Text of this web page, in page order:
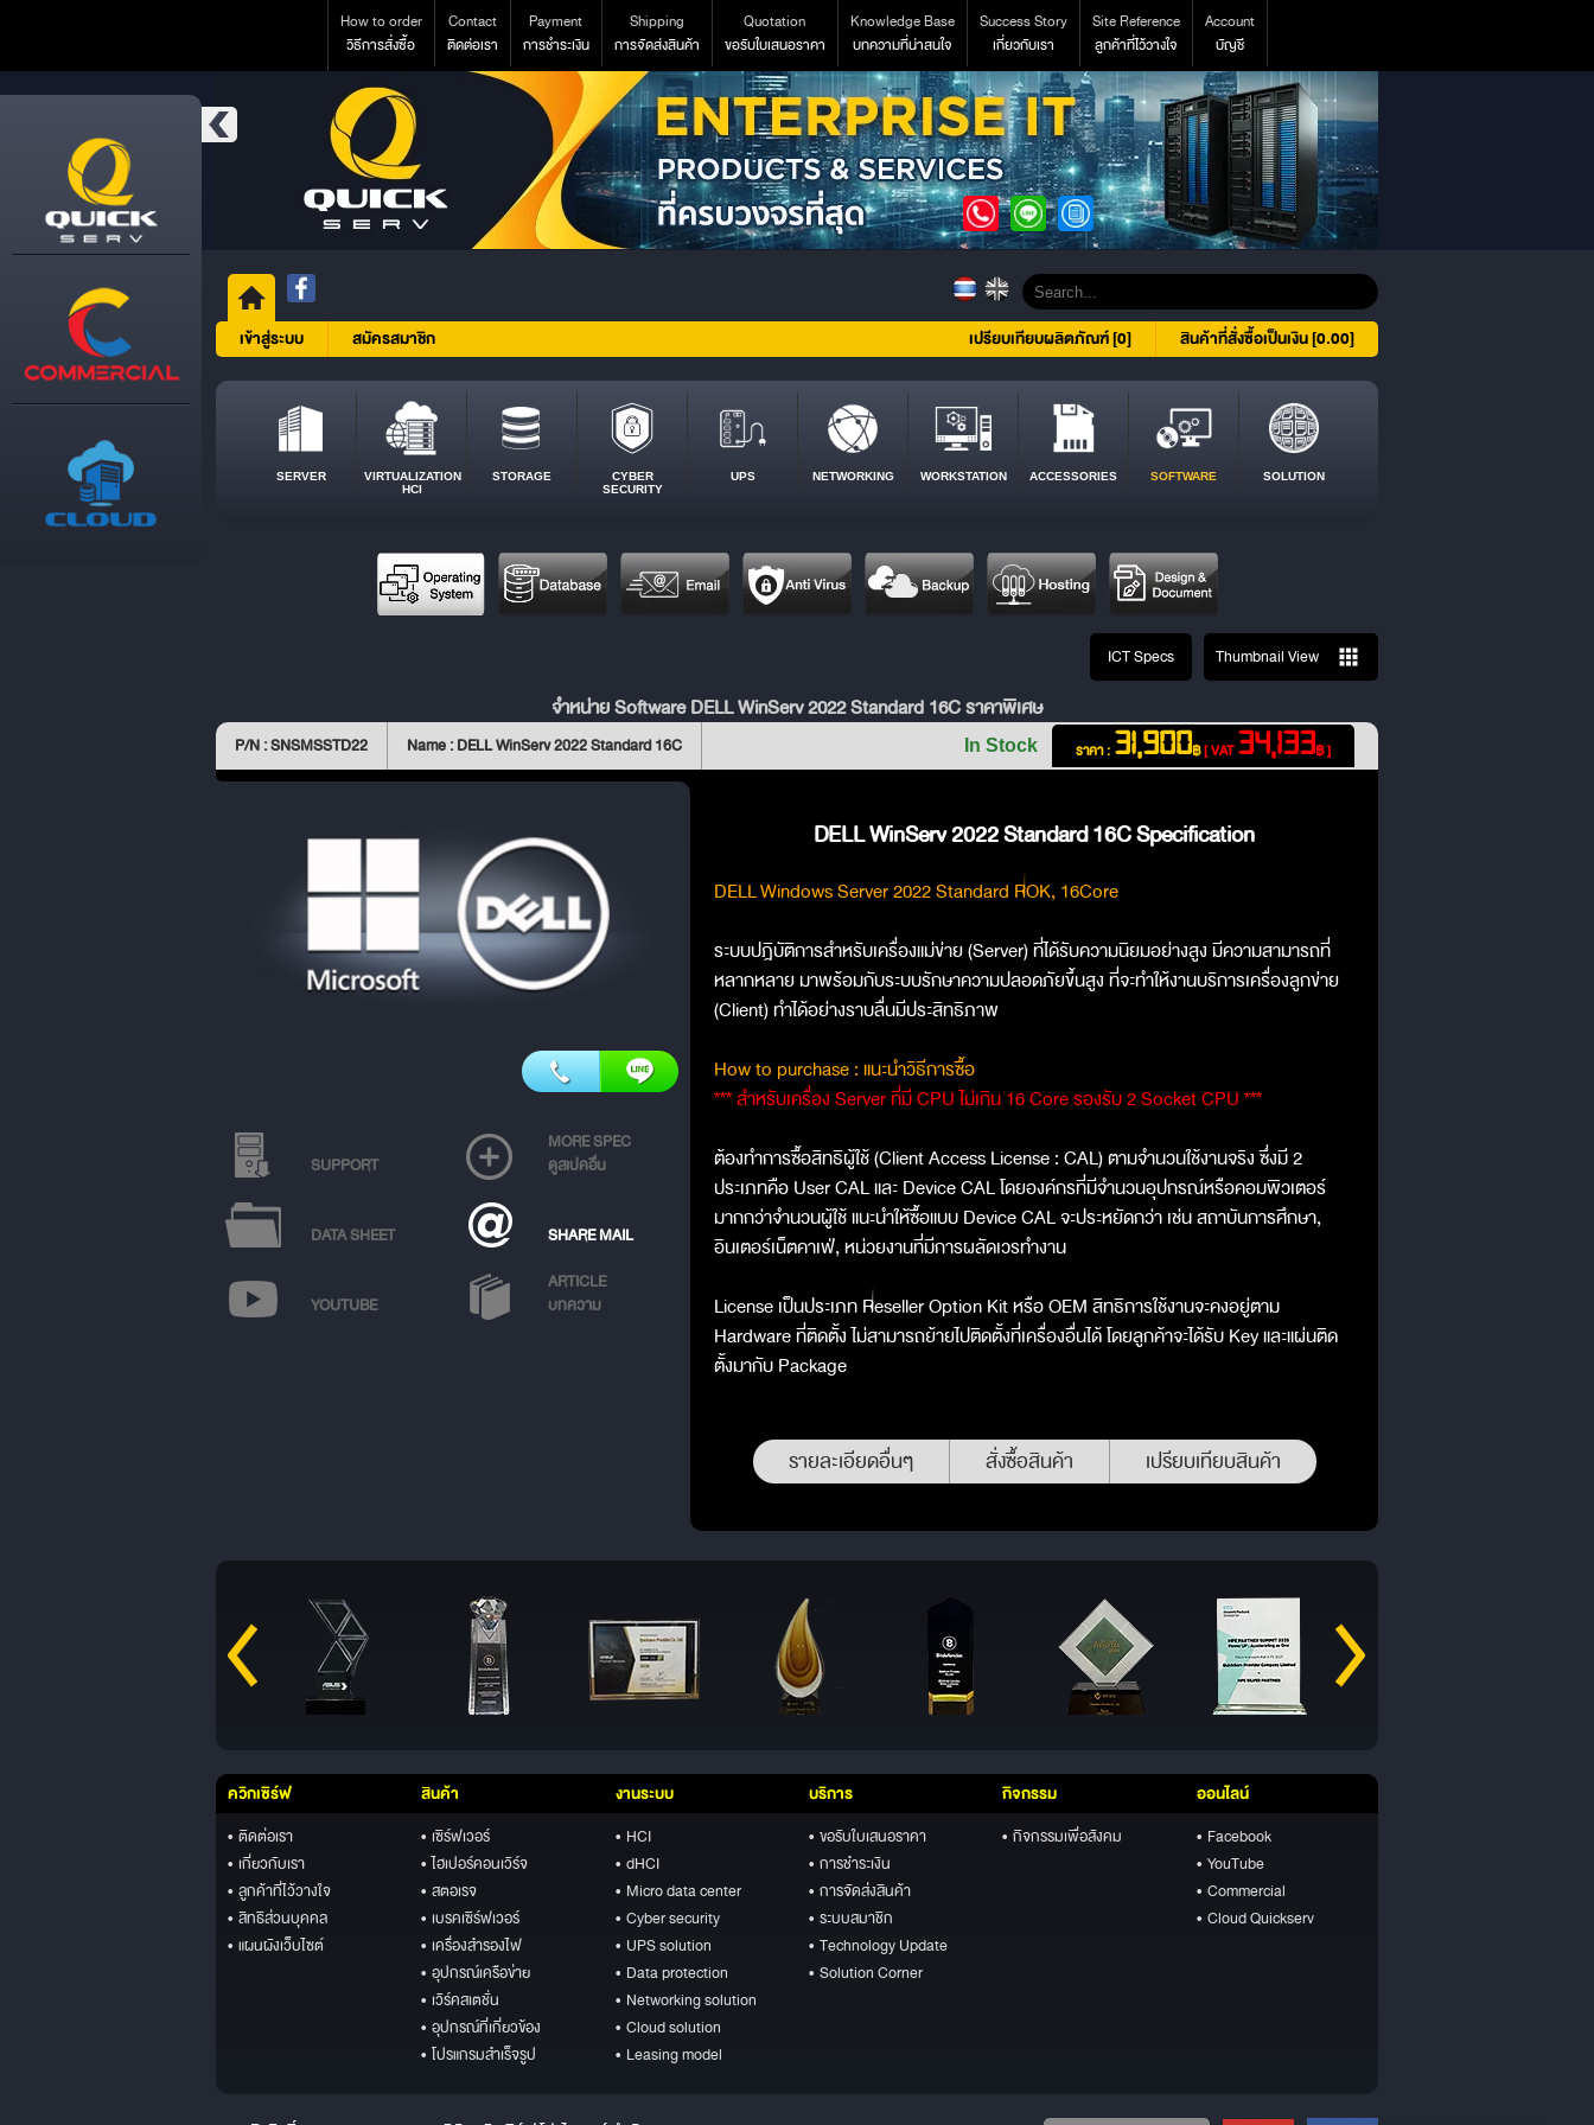
How to order
วิธีการสั่งซื้อ
Contact
ติดต่อเรา
Payment
การชำระเงิน
Shipping
การจัดส่งสินค้า
Quotation
ขอรับใบเสนอราคา
Knowledge Base
บทความที่น่าสนใจ
Success Story
เกี่ยวกับเรา
Site Reference
ลูกค้าที่ไว้วางใจ
Account
บัญชี
เข้าสู่ระบบ สมัครสมาชิก สินค้าที่สั่งซื้อเป็นเงิน [0.00]
เปรียบเทียบผลิตภัณฑ์ [0]
SERVER
VIRTUALIZATION
HCI
STORAGE
CYBER
SECURITY
UPS NETWORKING WORKSTATION ACCESSORIES SOFTWARE SOLUTION
ICT Specs Thumbnail View
จำหน่าย Software DELL WinServ 2022 Standard 16C ราคาพิเศษ
P/N : SNSMSSTD22 Name : DELL WinServ 2022 Standard 16C ราคา : 31,900฿[ VAT34,133฿ ]
In Stock
SUPPORT
MORE SPEC
ดูสเปคอื่น
DATA SHEET SHARE MAIL
YOUTUBE
ARTICLE
บทความ
DELL WinServ 2022 Standard 16C Specification
DELL Windows Server 2022 Standard ROK, 16Core
ระบบปฎิบัติการสำหรับเครื่องแม่ข่าย (Server) ที่ได้รับความนิยมอย่างสูง มีความสามารถที่
หลากหลาย มาพร้อมกับระบบรักษาความปลอดภัยขึ้นสูง ที่จะทำให้งานบริการเครื่องลูกข่าย
(Client) ทำได้อย่างราบลื่นมีประสิทธิภาพ
How to purchase : แนะนำวิธีการซื้อ
*** สำหรับเครื่อง Server ที่มี CPU ไม่เกิน 16 Core รองรับ 2 Socket CPU ***
ต้องทำการซื้อสิทธิผู้ใช้ (Client Access License : CAL) ตามจำนวนใช้งานจริง ซึ่งมี 2
ประเภทคือ User CAL และ Device CAL โดยองค์กรที่มีจำนวนอุปกรณ์หรือคอมพิวเตอร์
มากกว่าจำนวนผู้ใช้ แนะนำให้ซื้อแบบ Device CAL จะประหยัดกว่า เช่น สถาบันการศึกษา,
อินเตอร์เน็ตคาเฟ่, หน่วยงานที่มีการผลัดเวรทำงาน
License เป็นประเภท Reseller Option Kit หรือ OEM สิทธิการใช้งานจะคงอยู่ตาม
Hardware ที่ติดตั้ง ไม่สามารถย้ายไปติดตั้งที่เครื่องอื่นได้ โดยลูกค้าจะได้รับ Key และแผ่นติด
ตั้งมากับ Package
รายละเอียดอื่นๆ สั่งซื้อสินค้า เปรียบเทียบสินค้า
ควิกเซิร์ฟ
• ติดต่อเรา
• เกี่ยวกับเรา
• ลูกค้าที่ไว้วางใจ
• สิทธิส่วนบุคคล
• แผนผังเว็บไซต์
สินค้า
• เซิร์ฟเวอร์
• ไฮเปอร์คอนเวิร์จ
• สตอเรจ
• เบรคเซิร์ฟเวอร์
• เครื่องสำรองไฟ
• อุปกรณ์เครือข่าย
• เวิร์คสเตชั่น
• อุปกรณ์ที่เกี่ยวข้อง
• โปรแกรมสำเร็จรูป
งานระบบ
• HCI
• dHCI
• Micro data center
• Cyber security
• UPS solution
• Data protection
• Networking solution
• Cloud solution
• Leasing model
บริการ
• ขอรับใบเสนอราคา
• การชำระเงิน
• การจัดส่งสินค้า
• ระบบสมาชิก
• Technology Update
• Solution Corner
กิจกรรม
• กิจกรรมเพื่อสังคม
ออนไลน์
• Facebook
• YouTube
• Commercial
• Cloud Quickserv